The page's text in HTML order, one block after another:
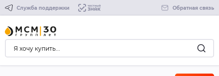
Служба поддержки Обратная связь